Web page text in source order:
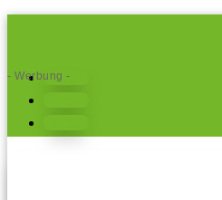
Folgen
- Werbung -